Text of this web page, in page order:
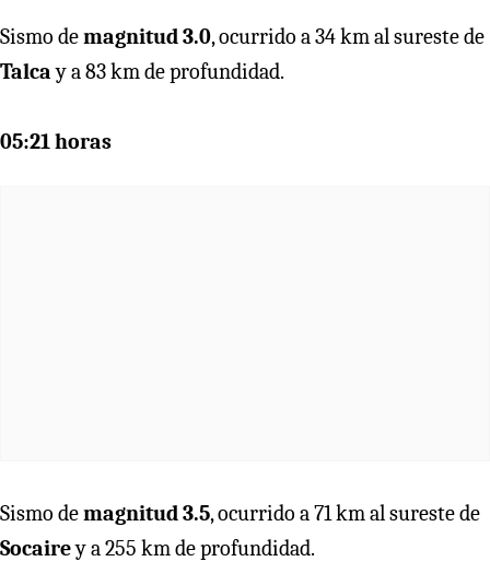
Sismo demagnitud 3.0, ocurrido a 34 km al sureste de
Talcay a 83 km de profundidad.
05:21 horas
Sismo demagnitud 3.5, ocurrido a 71 km al sureste de
Socairey a 255 km de profundidad.